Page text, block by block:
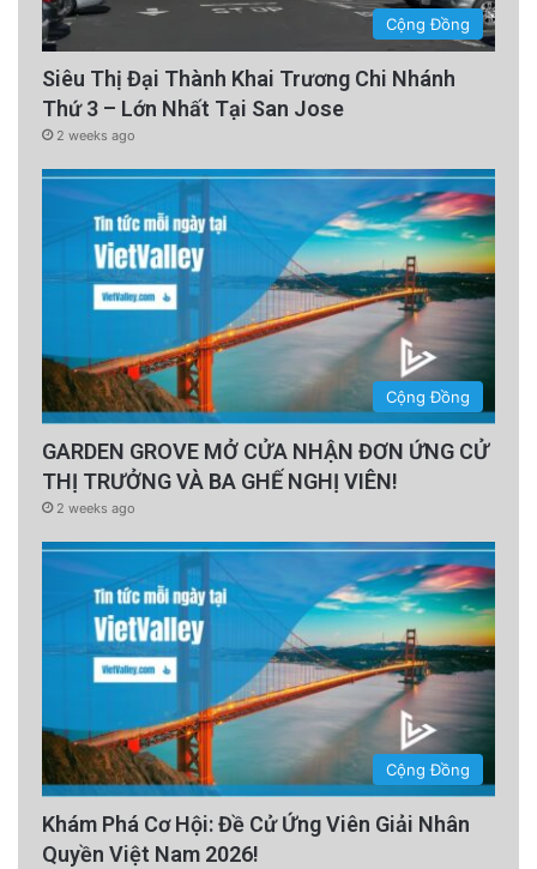
Cộng Đồng
Siêu Thị Đại Thành Khai Trương Chi Nhánh
Thứ 3 – Lớn Nhất Tại San Jose
2 weeks ago
Cộng Đồng
GARDEN GROVE MỞ CỬA NHẬN ĐƠN ỨNG CỬ
THỊ TRƯỞNG VÀ BA GHẾ NGHỊ VIÊN!
2 weeks ago
Cộng Đồng
Khám Phá Cơ Hội: Đề Cử Ứng Viên Giải Nhân
Quyền Việt Nam 2026!